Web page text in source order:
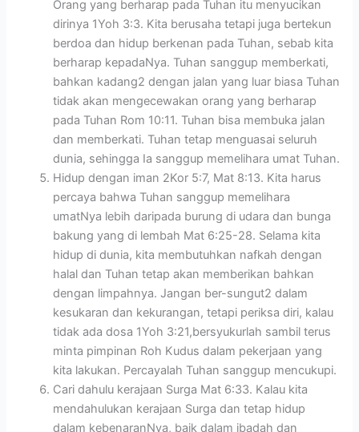
Orang yang berharap pada Tuhan itu menyucikan
dirinya 1Yoh 3:3. Kita berusaha tetapi juga bertekun
berdoa dan hidup berkenan pada Tuhan, sebab kita
berharap kepadaNya. Tuhan sanggup memberkati,
bahkan kadang2 dengan jalan yang luar biasa Tuhan
tidak akan mengecewakan orang yang berharap
pada Tuhan Rom 10:11. Tuhan bisa membuka jalan
dan memberkati. Tuhan tetap menguasai seluruh
dunia, sehingga Ia sanggup memelihara umat Tuhan.
Hidup dengan iman 2Kor 5:7, Mat 8:13. Kita harus
percaya bahwa Tuhan sanggup memelihara
umatNya lebih daripada burung di udara dan bunga
bakung yang di lembah Mat 6:25-28. Selama kita
hidup di dunia, kita membutuhkan nafkah dengan
halal dan Tuhan tetap akan memberikan bahkan
dengan limpahnya. Jangan ber-sungut2 dalam
kesukaran dan kekurangan, tetapi periksa diri, kalau
tidak ada dosa 1Yoh 3:21,bersyukurlah sambil terus
minta pimpinan Roh Kudus dalam pekerjaan yang
kita lakukan. Percayalah Tuhan sanggup mencukupi.
Cari dahulu kerajaan Surga Mat 6:33. Kalau kita
mendahulukan kerajaan Surga dan tetap hidup
dalam kebenaranNya, baik dalam ibadah dan